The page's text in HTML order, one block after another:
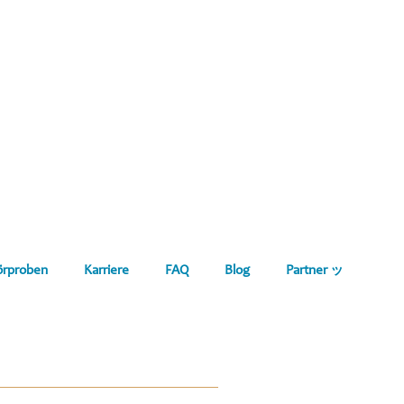
Karriere FAQ Blog Partner ッ